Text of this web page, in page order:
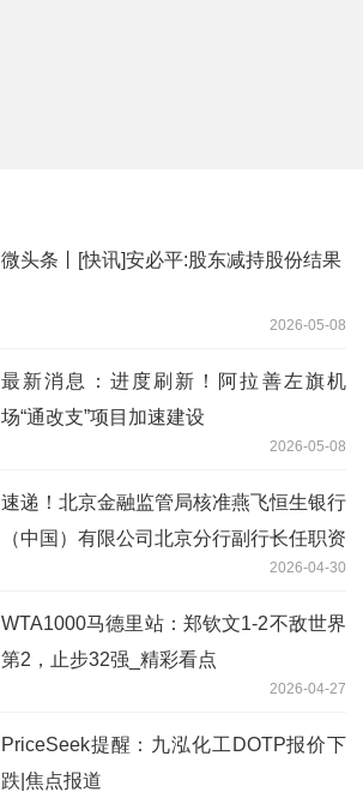
微头条丨[快讯]安必平:股东减持股份结果
2026-05-08
最新消息：进度刷新！阿拉善左旗机
场“通改支”项目加速建设
2026-05-08
速递！北京金融监管局核准燕飞恒生银行
（中国）有限公司北京分行副行长任职资
2026-04-30
WTA1000马德里站：郑钦文1-2不敌世界
第2，止步32强_精彩看点
2026-04-27
PriceSeek提醒：九泓化工DOTP报价下
跌|焦点报道